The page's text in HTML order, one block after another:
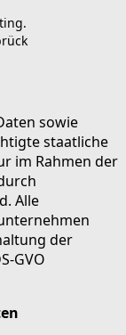
sowie
staatliche
im Rahmen der
Alle
der
GVO